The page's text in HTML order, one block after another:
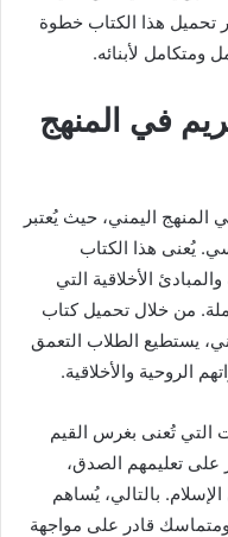
تحميل هذا الكتاب خطوة
لأبنائه.
في المنهج
المنهج اليمني، حيث يُعتبر
يُعنى هذا الكتاب
الأخلاقية التي
من خلال تحميل كتاب
يستطيع الطلاب التعمق
الروحية والأخلاقية.
التي تُعنى بغرس القيم
على تعليمهم الصدق،
بالتالي، يُساهم
قادر على مواجهة